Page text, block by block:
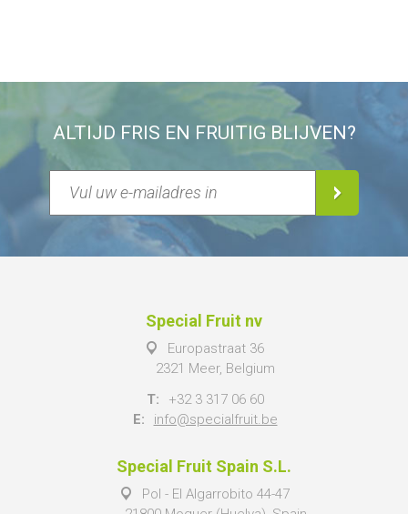
ALTIJD FRIS EN FRUITIG BLIJVEN?
Special Fruit nv
Europastraat 36
2321 Meer, Belgium
T:
+32 3 317 06 60
E:
info@specialfruit.be
Special Fruit Spain S.L.
Pol - El Algarrobito 44-47